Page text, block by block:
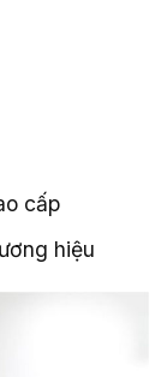
cấp
hiệu